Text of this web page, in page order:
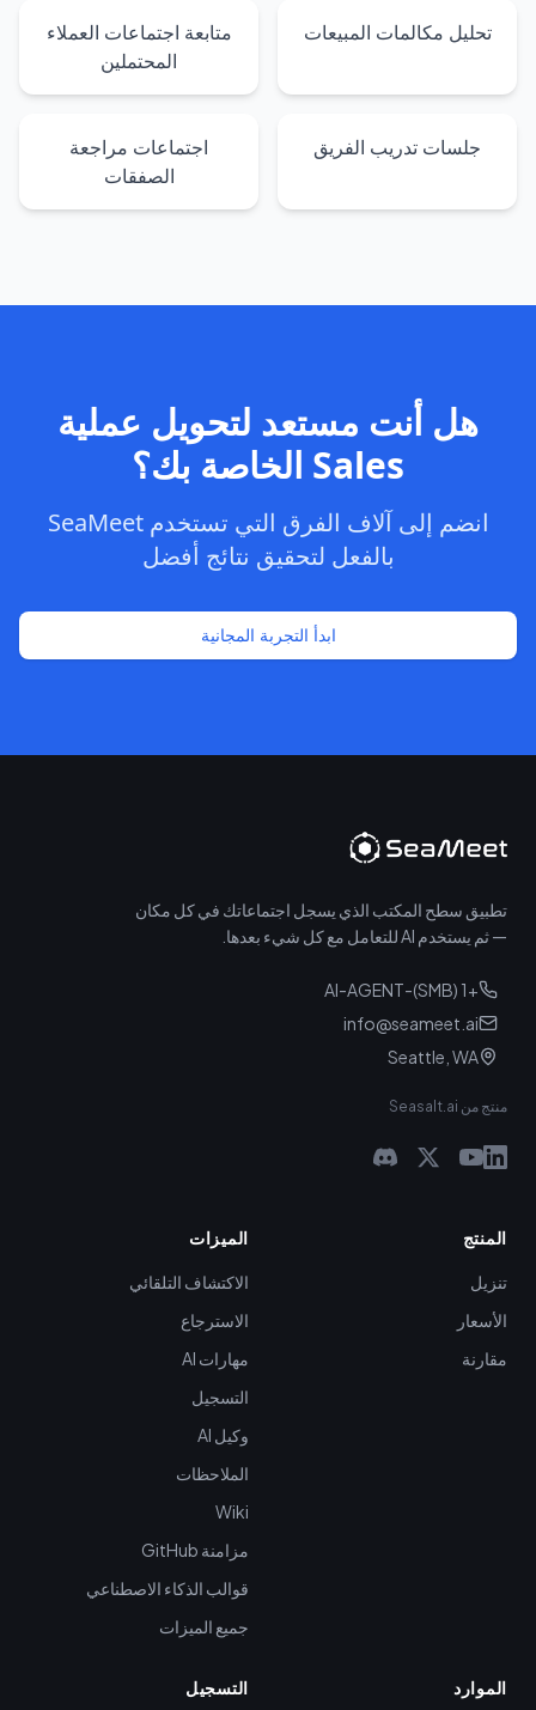
تحليل مكالمات المبيعات
متابعة اجتماعات العملاء
المحتملين
جلسات تدريب الفريق
اجتماعات مراجعة
الصفقات
هل أنت مستعد لتحويل عملية
Sales الخاصة بك؟
انضم إلى آلاف الفرق التي تستخدم SeaMeet
بالفعل لتحقيق نتائج أفضل
ابدأ التجربة المجانية
تطبيق سطح المكتب الذي يسجل اجتماعاتك في كل مكان
— ثم يستخدم AI للتعامل مع كل شيء بعدها.
+1 (SMB)-AI-AGENT
info@seameet.ai
Seattle, WA
منتج من Seasalt.ai
المنتج
تنزيل
الأسعار
مقارنة
الميزات
الاكتشاف التلقائي
الاسترجاع
مهارات AI
التسجيل
وكيل AI
الملاحظات
Wiki
مزامنة GitHub
قوالب الذكاء الاصطناعي
جميع الميزات
الموارد التسجيل